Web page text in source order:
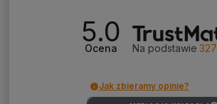
5.0
Ocena Na podstawie 327
Jak zbieramy opinie?